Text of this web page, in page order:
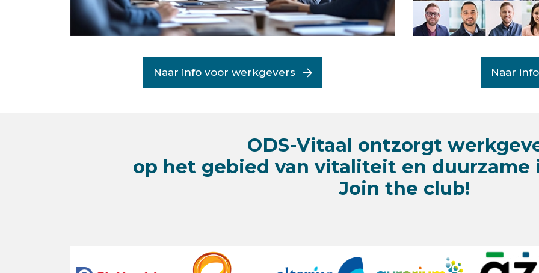
Naar info voor werkgevers Naar
ODS-Vitaal ontzorgt
op het gebied van vitaliteit en duurzame
Join the club!
fitness
zwemmen